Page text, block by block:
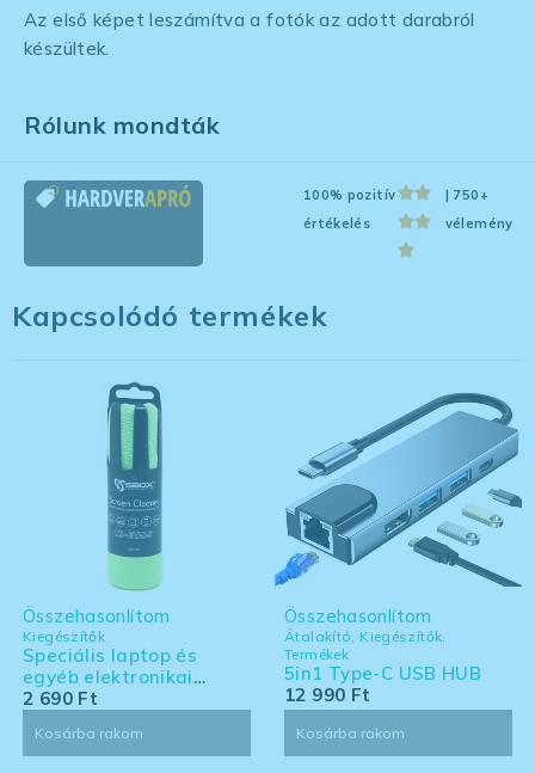
Az első képet leszámítva a fotók az adott darabról
készültek.
Rólunk mondták
100% pozitív
értékelés
| 750+
vélemény
Kapcsolódó termékek
Kiegészítők
Speciális laptop és
egyéb elektronikai
eszköz tisztító készlet -
Összehasonlítom
2 690 Ft
Kosárba rakom
Átalakító, Kiegészítők,
Termékek
5in1 Type-C USB HUB
Összehasonlítom
12 990 Ft
Kosárba rakom